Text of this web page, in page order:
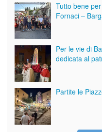
Tutto bene
Fornaci –
Per le vie di
dedicata al
Partite le